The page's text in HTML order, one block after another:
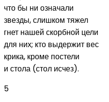
что бы ни означали
звезды, слишком тяжел
гнет нашей скорбной цели
для них; кто выдержит вес
крика, кроме постели
и стола (стол исчез).
5